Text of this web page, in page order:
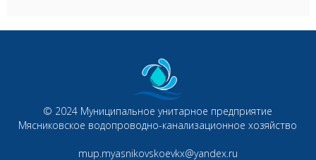
© 2024 Муниципальное унитарное предприятие
Мясниковское водопроводно-канализационное хозяйство
mup.myasnikovskoevkx@yandex.ru